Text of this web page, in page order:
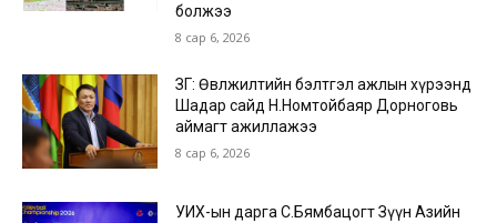
болжээ
8 сар 6, 2026
ЗГ: Өвөлжилтийн бэлтгэл ажлын хүрээнд
Шадар сайд Н.Номтойбаяр Дорноговь
аймагт ажиллажээ
8 сар 6, 2026
УИХ-ын дарга С.Бямбацогт Зүүн Азийн